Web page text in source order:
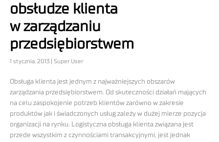
obsłudze klienta
w zarządzaniu
przedsiębiorstwem
1 stycznia, 2013 | Super User
Obsługa klienta jest jednym z najważniejszych obszarów
zarządzania przedsiębiorstwem. Od skuteczności działań mających
na celu zaspokojenie potrzeb klientów zarówno w zakresie
produktów jak i świadczonych usług zależy w dużej mierze pozycja
organizacji na rynku. Logistyczna obsługa klienta związana jest
przede wszystkim z czynnościami transakcyjnymi, jest jednak